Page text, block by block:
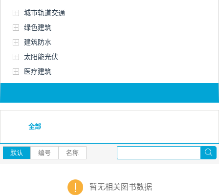
城市轨道交通
绿色建筑
建筑防水
太阳能光伏
医疗建筑
全部
默认 编号 名称
暂无相关图书数据